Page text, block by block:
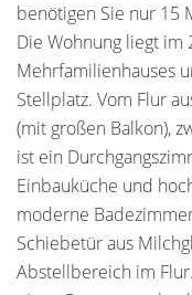
benötigen Sie nur 15
Die Wohnung liegt im
Mehrfamilienhauses
Stellplatz. Vom Flur
(mit großen Balkon),
ist ein
Einbauküche und
moderne
Schiebetür aus
Abstellbereich im